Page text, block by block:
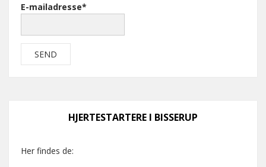
E-mailadresse*
HJERTESTARTERE I BISSERUP
Her findes de: